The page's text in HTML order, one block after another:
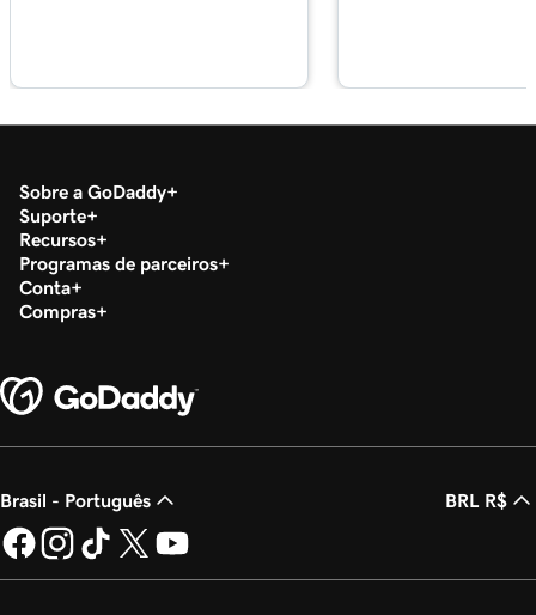
Sobre a GoDaddy
Suporte
Recursos
Programas de parceiros
Conta
Compras
Brasil - Português BRL R$